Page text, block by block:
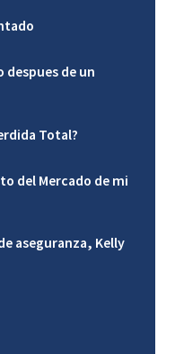
despues de un
Total?
del Mercado de mi
aseguranza, Kelly